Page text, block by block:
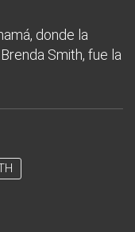
donde la
Smith, fue la